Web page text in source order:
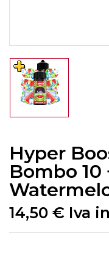
Hyper
Bombo 10
14,50 € Iva